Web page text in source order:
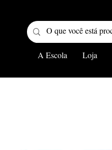
A Escola Loja